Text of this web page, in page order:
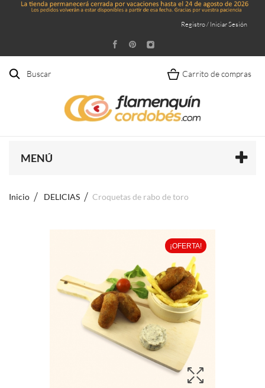
Registro / Iniciar Sesión
Buscar Carrito de compras
MENÚ
Inicio DELICIAS Croquetas de rabo de toro
¡OFERTA!